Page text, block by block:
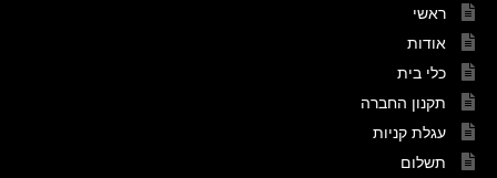
ראשי
אודות
כלי בית
תקנון החברה
עגלת קניות
תשלום